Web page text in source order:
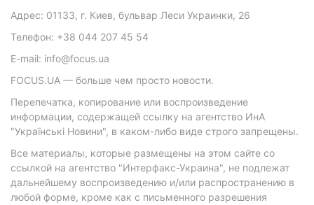
Адрес: 01133, г. Киев, бульвар Леси Украинки, 26
Телефон: +38 044 207 45 54
E-mail: info@focus.ua
FOCUS.UA — больше чем просто новости.
Перепечатка, копирование или воспроизведение
информации, содержащей ссылку на агентство ИнА
"Українські Новини", в каком-либо виде строго запрещены.
Все материалы, которые размещены на этом сайте со
ссылкой на агентство "Интерфакс-Украина", не подлежат
дальнейшему воспроизведению и/или распространению в
любой форме, кроме как с письменного разрешения